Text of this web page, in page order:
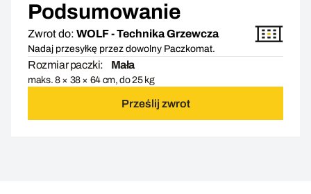
Podsumowanie
Zwrot do: WOLF - Technika Grzewcza
Nadaj przesyłkę przez dowolny Paczkomat.
Rozmiar paczki: Mała
maks. 8 × 38 × 64 cm, do 25 kg
Prześlij zwrot